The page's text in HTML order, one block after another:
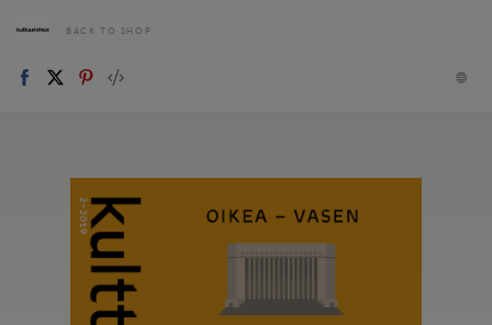
BACK TO SHOP